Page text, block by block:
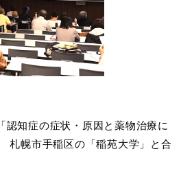
認知症の症状・原因と薬物治療に
札幌市手稲区の「稲苑大学」と合